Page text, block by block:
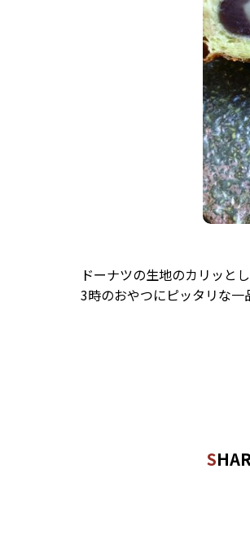
ドーナツの生地のカリッと
3時のおやつにピッタリな一